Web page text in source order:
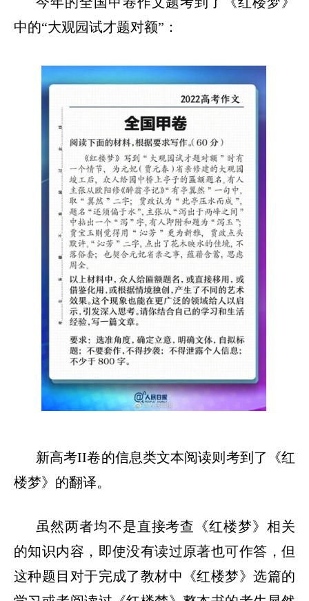
中的“大观园试才题对额” ：
新高考II卷的信息类文本阅读则考到了《红
楼梦》的翻译。
虽然两者均不是直接考查《红楼梦》相关
的知识内容，即使没有读过原著也可作答，但
这种题目对于完成了教材中《红楼梦》选篇的